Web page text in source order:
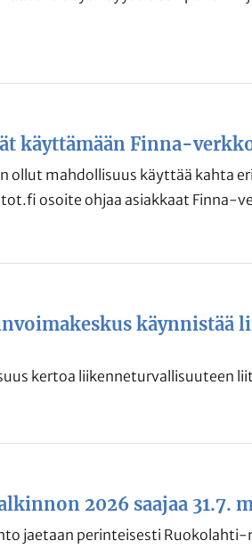
käyttämään Finna-
ollut mahdollisuus käyttää kahta
osoite ohjaa asiakkaat Finna-
käynnistää
kertoa liikenneturvallisuuteen
2026 saajaa 31.7.
jaetaan perinteisesti